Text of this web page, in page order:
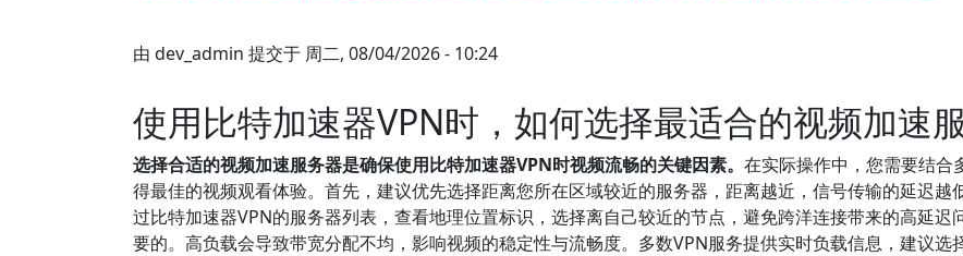
由 dev_admin 提交于 周二, 08/04/2026 - 10:24
使用比特加速器VPN时，如何选择最适合的视频加速
选择合适的视频加速服务器是确保使用比特加速器VPN时视频流畅的关键因素。 在实际操作中，您需要结合
得最佳的视频观看体验。首先，建议优先选择距离您所在区域较近的服务器，距离越近，信号传输的延迟
过比特加速器VPN的服务器列表，查看地理位置标识，选择离自己较近的节点，避免跨洋连接带来的高延
要的。高负载会导致带宽分配不均，影响视频的稳定性与流畅度。多数VPN服务提供实时负载信息，建议